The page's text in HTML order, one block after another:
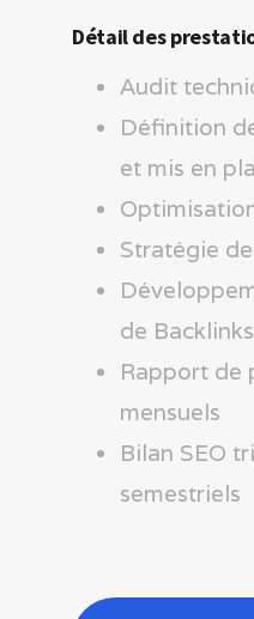
Détail des
Audit
Définition
et mis en
Stratégie
de Backlinks
Rapport de
mensuels
Bilan SEO
semestriels